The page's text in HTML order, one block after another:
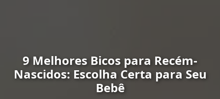
9 Melhores Bicos para Recém-
Nascidos: Escolha Certa para Seu
Bebê